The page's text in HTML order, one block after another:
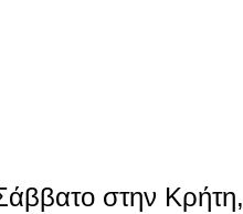
στην Κρήτη,